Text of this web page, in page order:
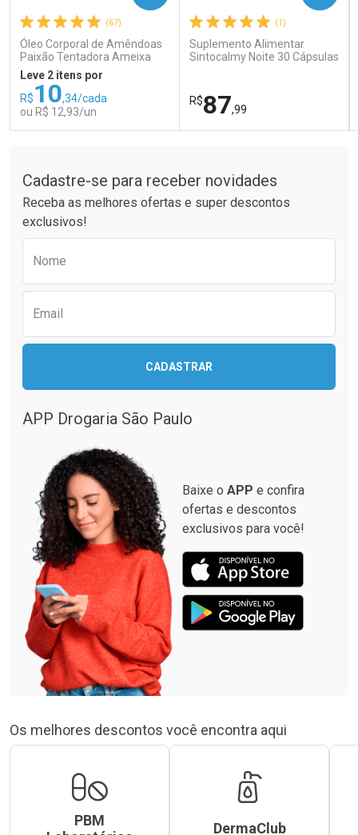
Comprar sem Desconto
Por R$ 189,99/cada
Comprar sem Desconto
Por R$ 189,99/cada
Comprar sem Desconto
Por R$ 26,99/cada
Comprar sem Desconto
Por R$ 26,99/cada
(67)
Óleo Corporal de Amêndoas
Paixão Tentadora Ameixa
Rubi 100ml
Leve 2 itens por
R$10,34/cada
ou R$ 12,93/un
Laboratório
Comprar sem Desconto
Por Menos
Comprar sem Desconto
(1)
Suplemento Alimentar
Sintocalmy Noite 30 Cápsulas
R$87,99
Laboratório
Comprar sem Desconto
Por Menos
Comprar sem Desconto
Cadastre-se para receber novidades
Receba as melhores ofertas e super descontos
exclusivos!
Nome
Email
CADASTRAR
APP Drogaria São Paulo
Baixe o APP e confira
ofertas e descontos
exclusivos para você!
Os melhores descontos você encontra aqui
PBM
DermaClub